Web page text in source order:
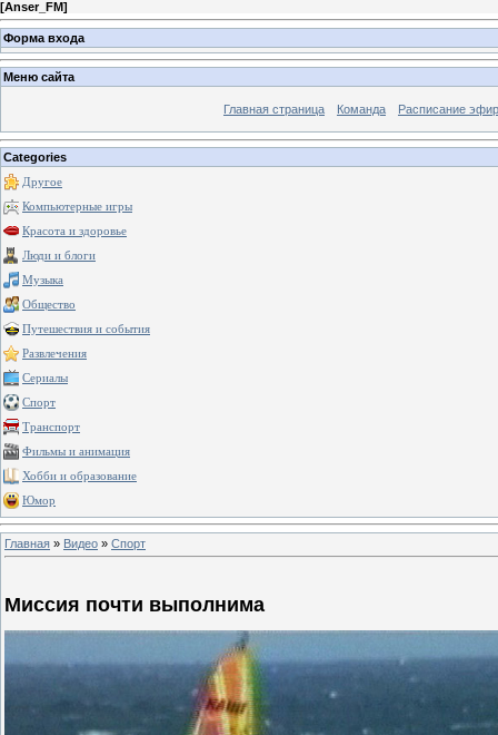
[Anser_FM]
Форма входа
Меню сайта
Главная страница Команда Расписание
Categories
Другое
Компьютерные игры
Красота и здоровье
Люди и блоги
Музыка
Общество
Путешествия и события
Развлечения
Сериалы
Спорт
Транспорт
Фильмы и анимация
Хобби и образование
Юмор
Главная » Видео » Спорт
Миссия почти выполнима